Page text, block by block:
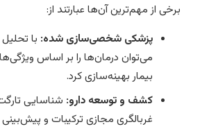
از مهم‌ترین آن‌ها عبارتند از:
پزشکی شخصی‌سازی شده:با تحلیل ژنوم
می‌توان درمان‌ها را بر اساس ویژگی‌های
بیمار بهینه‌سازی کرد.
کشف و توسعه دارو: شناسایی تارگت‌های
غربالگری مجازی ترکیبات و پیش‌بینی